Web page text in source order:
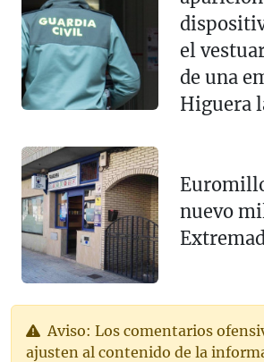
el
de una
Higuera
nuevo
Aviso: Los comentarios
ajusten al contenido de la